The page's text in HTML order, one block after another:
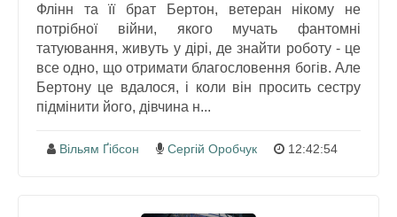
Флінн та її брат Бертон, ветеран нікому не
потрібної війни, якого мучать фантомні
татуювання, живуть у дірі, де знайти роботу - це
все одно, що отримати благословення богів. Але
Бертону це вдалося, і коли він просить сестру
підмінити його, дівчина н...
Вільям Ґібсон Сергій Оробчук 12:42:54